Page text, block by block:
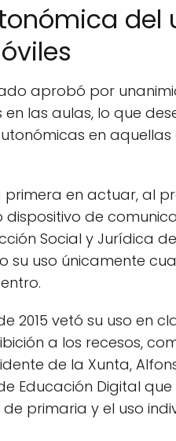
del
aprobó por
en las aulas, lo que
en
en actuar, al
de
Social y Jurídica
su uso únicamente
2015 vetó su uso en
a los recesos,
de la Xunta,
Educación Digital
primaria y el uso